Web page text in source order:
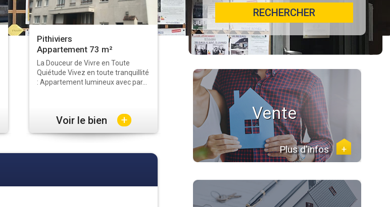
RECHERCHER
Pithiviers
Appartement 73 m²
La Douceur de Vivre en Toute
Quiétude Vivez en toute tranquillité
: Appartement lumineux avec par...
Voir le bien + Vente
Plus d'infos +